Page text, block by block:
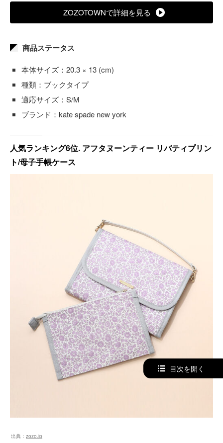
ZOZOTOWNで詳細を見る
商品ステータス
本体サイズ：20.3 × 13 (cm)
種類：ブックタイプ
適応サイズ：S/M
ブランド：kate spade new york
人気ランキング6位. アフタヌーンティー リバティプリン
ト/母子手帳ケース
出典： zozo.jp
目次を開く